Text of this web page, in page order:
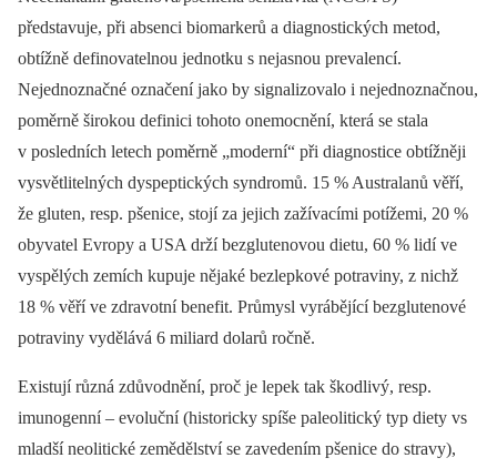
představuje, při absenci biomarkerů a diagnostických metod,
obtížně definovatelnou jednotku s nejasnou prevalencí.
Nejednoznačné označení jako by signalizovalo i nejednoznačnou,
poměrně širokou definici tohoto onemocnění, která se stala
v posledních letech poměrně „moderní“ při diagnostice obtížněji
vysvětlitelných dys­peptických syndromů. 15 % Australanů věří,
že gluten, resp. pšenice, stojí za jejich zažívacími potížemi, 20 %
obyvatel Evropy a USA drží bezglutenovou dietu, 60 % lidí ve
vyspělých zemích kupuje nějaké bezlepkové potraviny, z nichž
18 % věří ve zdravotní benefit. Průmysl vyrábějící bezglutenové
potraviny vydělává 6 miliard dolarů ročně.
Existují různá zdůvodnění, proč je lepek tak škodlivý, resp.
imunogenní –⁠ evoluční (historicky spíše paleo­litický typ diety vs
mladší neolitické zemědělství se zavedením pšenice do stravy),